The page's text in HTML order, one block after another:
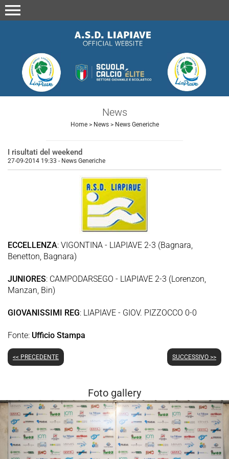
menu
News
Home> News> News Generiche
I risultati del weekend
27-09-2014 19:33 - News Generiche
ECCELLENZA: VIGONTINA - LIAPIAVE 2-3 (Bagnara,
Benetton, Bagnara)
JUNIORES: CAMPODARSEGO - LIAPIAVE 2-3 (Lorenzon,
Manzan, Bin)
GIOVANISSIMI REG: LIAPIAVE - GIOV. PIZZOCCO 0-0
Fonte: Ufficio Stampa
<< PRECEDENTE SUCCESSIVO >>
Foto gallery